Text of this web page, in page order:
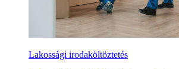
Lakossági irodaköltöztetés